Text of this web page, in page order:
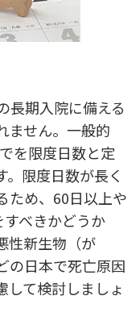
長期入院に備える
ません。一般的
を限度日数と定
限度日数が長く
ため、60日以上や
べきかどうか
性新生物（が
の日本で死亡原因
して検討しましょ